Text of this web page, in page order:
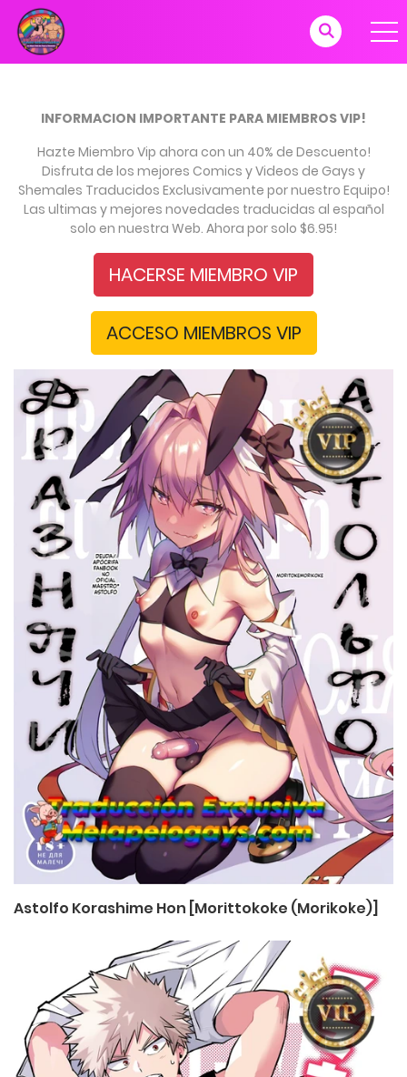
INFORMACION IMPORTANTE PARA MIEMBROS VIP!
Hazte Miembro Vip ahora con un 40% de Descuento!
Disfruta de los mejores Comics y Videos de Gays y
Shemales Traducidos Exclusivamente por nuestro Equipo!
Las ultimas y mejores novedades traducidas al español
solo en nuestra Web. Ahora por solo $6.95!
HACERSE MIEMBRO VIP
ACCESO MIEMBROS VIP
Astolfo Korashime Hon [Morittokoke (Morikoke)]